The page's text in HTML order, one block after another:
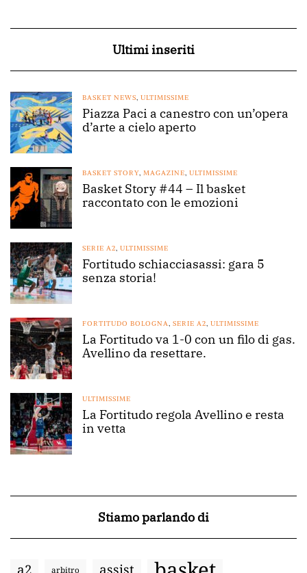
Ultimi inseriti
BASKET NEWS, ULTIMISSIME
Piazza Paci a canestro con un’opera
d’arte a cielo aperto
BASKET STORY, MAGAZINE, ULTIMISSIME
Basket Story #44 – Il basket
raccontato con le emozioni
SERIE A2, ULTIMISSIME
Fortitudo schiacciasassi: gara 5
senza storia!
FORTITUDO BOLOGNA, SERIE A2, ULTIMISSIME
La Fortitudo va 1-0 con un filo di gas.
Avellino da resettare.
ULTIMISSIME
La Fortitudo regola Avellino e resta
in vetta
Stiamo parlando di
a2 arbitro assist